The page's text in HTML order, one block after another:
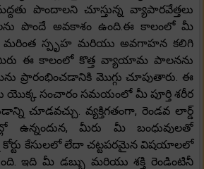
పొందాలని చూస్తున్న వ్యాపారవేత్తలు
పొందే అవకాశం ఉంది.ఈ కాలంలో మీ
మరింత స్పృహ మరియు అవగాహన కలిగి
మీరు ఈ కాలంలో కొత్త వ్యాయామ పాలనను
ప్రారంభించడానికి మొగ్గు చూపుతారు. ఈ
యొక్క సంచారం సమయంలో మీ పూర్తి శరీర
చూడవచ్చు. వ్యక్తిగతంగా, రెండవ లార్డ్
ఉన్నందున, మీరు మీ బంధువులతో
కోర్టు కేసులలో లేదా చట్టపరమైన విషయాలలో
ఇది మీ డబ్బు మరియు శక్తి రెండింటినీ